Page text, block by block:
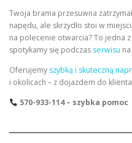
Twoja brama przesuwna
napędu, ale skrzydło stoi w
na polecenie otwarcia? To jedna
spotykamy się podczas serwisu
Oferujemy szybką i skuteczną
i okolicach – z dojazdem do
570-933-114 – szybka pomoc